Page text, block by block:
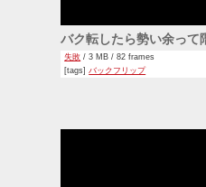
バク転したら勢い余って
失敗 / 3 MB / 82 frames
[tags] バックフリップ